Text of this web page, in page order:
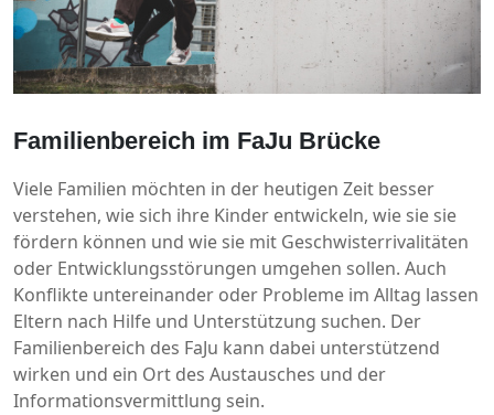
Familienbereich im FaJu Brücke
Viele Familien möchten in der heutigen Zeit besser
verstehen, wie sich ihre Kinder entwickeln, wie sie sie
fördern können und wie sie mit Geschwisterrivalitäten
oder Entwicklungsstörungen umgehen sollen. Auch
Konflikte untereinander oder Probleme im Alltag lassen
Eltern nach Hilfe und Unterstützung suchen. Der
Familienbereich des FaJu kann dabei unterstützend
wirken und ein Ort des Austausches und der
Informationsvermittlung sein.